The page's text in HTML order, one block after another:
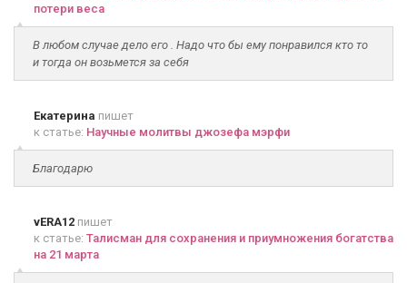
потери веса
В любом случае дело его . Надо что бы ему понравился кто то
и тогда он возьмется за себя
Екатерина пишет
к статье: Научные молитвы джозефа мэрфи
Благодарю
vERA12 пишет
к статье: Талисман для сохранения и приумножения богатства
на 21 марта